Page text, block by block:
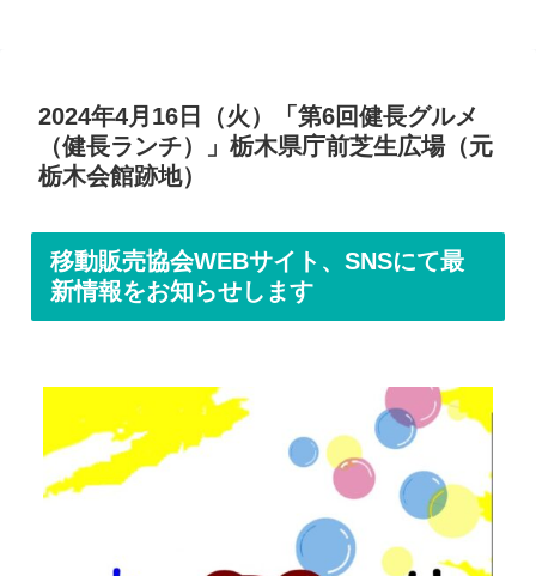
2024年4月16日（火）「第6回健長グルメ
（健長ランチ）」栃木県庁前芝生広場（元
栃木会館跡地）
移動販売協会WEBサイト、SNSにて最
新情報をお知らせします